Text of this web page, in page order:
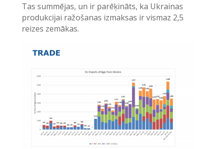
Tas summējas, un ir parēķināts, ka Ukrainas
produkcijai ražošanas izmaksas ir vismaz 2,5
reizes zemākas.